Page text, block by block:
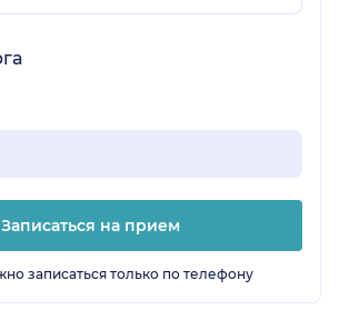
Записаться на прием
записаться только по телефону